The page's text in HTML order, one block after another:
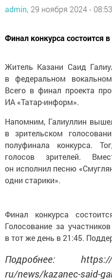
admin, 29 ноября 2024 - 08:53
Финал конкурса состоится в
Житель Казани Саид
в федеральном
Всего в финал проекта
ИА «Татар-информ».
Напомним, Галиуллин
в зрительском
полуфинала конкурса.
голосов зрителей.
он исполнил песню
одни старики».
Финал конкурса
Голосование за
в тот же день в 21:45.
Подробнее:
ru/news/kazanec-said-